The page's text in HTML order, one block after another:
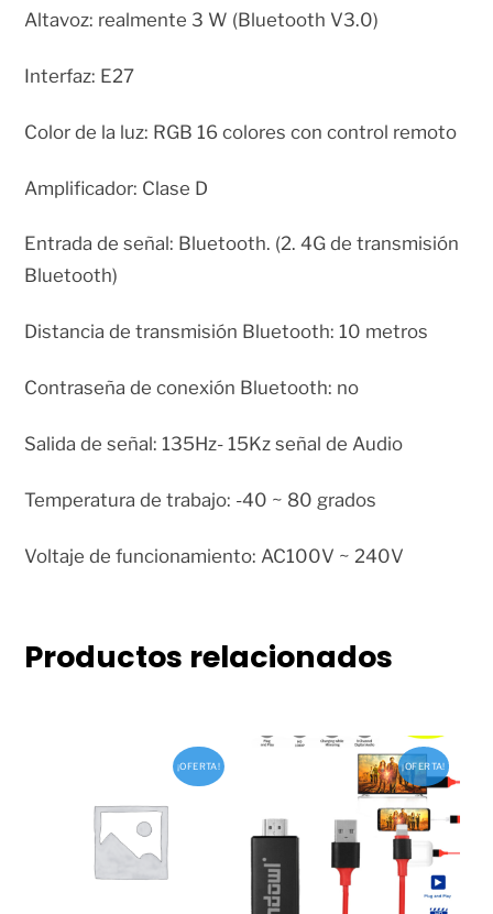
Altavoz: realmente 3 W (Bluetooth V3.0)
Interfaz: E27
Color de la luz: RGB 16 colores con control remoto
Amplificador: Clase D
Entrada de señal: Bluetooth. (2. 4G de transmisión
Bluetooth)
Distancia de transmisión Bluetooth: 10 metros
Contraseña de conexión Bluetooth: no
Salida de señal: 135Hz- 15Kz señal de Audio
Temperatura de trabajo: -40 ~ 80 grados
Voltaje de funcionamiento: AC100V ~ 240V
Productos relacionados
¡OFERTA! ¡OFERTA!